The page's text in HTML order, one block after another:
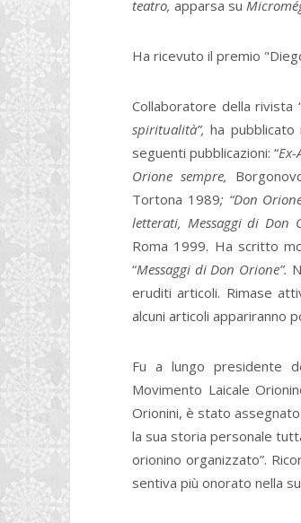
teatro, apparsa su
Ha ricevuto il premio
Collaboratore della rivista
spiritualità”,ha
seguenti pubblicazioni: “Ex-
Orione sempre,
Tortona 1989; “Don
letterati, Messaggi di Don
Roma 1999. Ha scritto
“Messaggi di Don Orione”.
eruditi articoli. Rimase
alcuni articoli appariranno
Fu a lungo presidente
Movimento Laicale
Orionini, è stato
la sua storia personale
orionino organizzato”.
sentiva più onorato nella